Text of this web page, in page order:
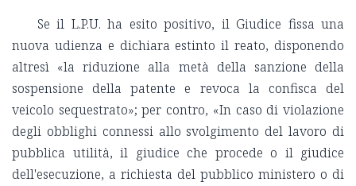
Se il L.P.U. ha esito positivo, il Giudice fissa una
nuova udienza e dichiara estinto il reato, disponendo
altresì «la riduzione alla metà della sanzione della
sospensione della patente e revoca la confisca del
veicolo sequestrato»; per contro, «In caso di violazione
degli obblighi connessi allo svolgimento del lavoro di
pubblica utilità, il giudice che procede o il giudice
dell'esecuzione, a richiesta del pubblico ministero o di